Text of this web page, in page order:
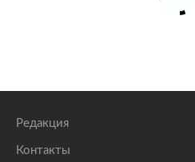
Редакция
Контакты